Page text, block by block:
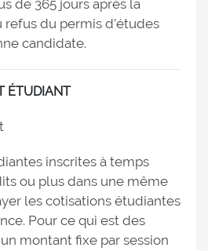
de 365 jours après la
du permis d’études
candidate.
ÉTUDIANT
inscrites à temps
ou plus dans une même
les cotisations étudiantes
Pour ce qui est des
montant fixe par session